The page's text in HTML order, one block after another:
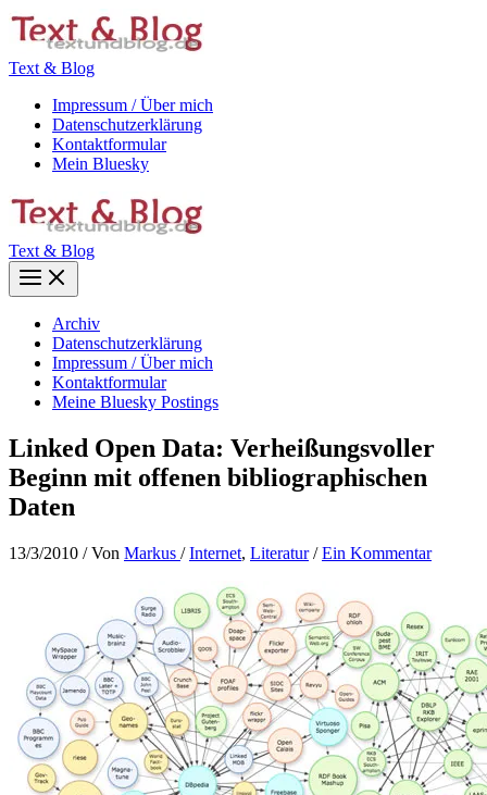
Zum
Inhalt
Text & Blog
Impressum / Über mich
Datenschutzerklärung
Kontaktformular
Mein Bluesky
Text & Blog
Main
Menu
Archiv
Datenschutzerklärung
Impressum / Über mich
Kontaktformular
Meine Bluesky Postings
Linked Open Data: Verheißungsvoller
Beginn mit offenen bibliographischen
Daten
13/3/2010 / Von Markus /Internet, Literatur/Ein Kommentar